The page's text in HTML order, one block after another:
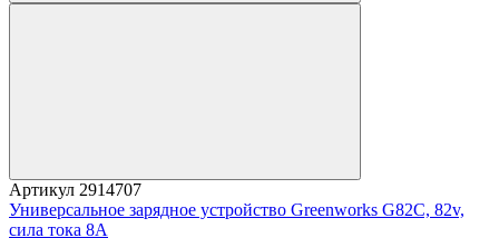
Артикул 2914707
Универсальное зарядное устройство Greenworks G82C, 82v,
сила тока 8А